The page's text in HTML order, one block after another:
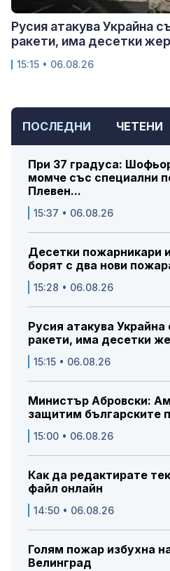
ПОСЛЕДНИ ЧЕТЕНИ
При 37 градуса:
момче със специални
Плевен...
15:37 • 06.08.26
Десетки пожарникари
борят с два нови
15:28 • 06.08.26
Русия атакува Украйна
ракети, има десетки
15:15 • 06.08.26
Министър Абровски:
защитим българските
15:00 • 06.08.26
Как да редактирате
файл онлайн
14:50 • 06.08.26
Голям пожар избухна
Велинград
Русия атакува Украйна
ракети, има десетки
15:15 • 06.08.26